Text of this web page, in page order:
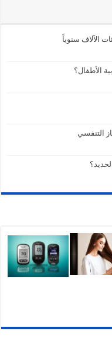
الآلاف سنوياً
الأطفال؟
التنفسي